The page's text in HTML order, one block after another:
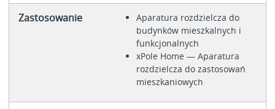
Zastosowanie
Aparatura rozdzielcza do
budynków mieszkalnych i
funkcjonalnych
xPole Home — Aparatura
rozdzielcza do zastosowań
mieszkaniowych